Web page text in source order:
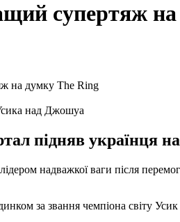
супертяж
над Джошуа
підняв українця
надважкої ваги після
за звання чемпіона світу